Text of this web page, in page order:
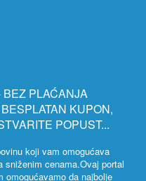
BEZ PLAĆANJA
KUPON,
POPUST...
koji vam omogućava
sniženim cenama.Ovaj portal
da najbolje